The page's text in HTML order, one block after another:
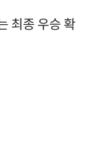
최종 우승 확